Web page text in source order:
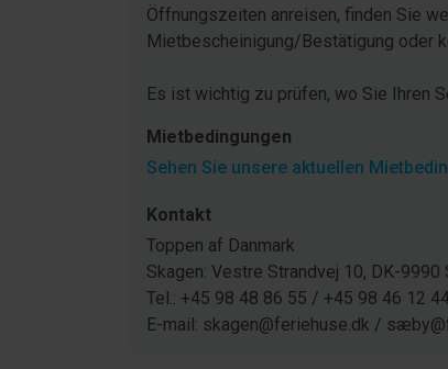
Öffnungszeiten anreisen, finden Sie
Mietbescheinigung/Bestätigung oder
Es ist wichtig zu prüfen, wo Sie Ihren
Mietbedingungen
Sehen Sie unsere aktuellen
Kontakt
Toppen af Danmark
Skagen: Vestre Strandvej 10, DK-
Tel.: +45 98 48 86 55 / +45 98 46 12
E-mail: skagen@feriehuse.dk /